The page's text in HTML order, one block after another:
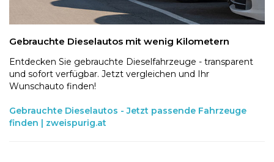
Gebrauchte Dieselautos mit wenig Kilometern
Entdecken Sie gebrauchte Dieselfahrzeuge - transparent
und sofort verfügbar. Jetzt vergleichen und Ihr
Wunschauto finden!
Gebrauchte Dieselautos - Jetzt passende Fahrzeuge
finden | zweispurig.at